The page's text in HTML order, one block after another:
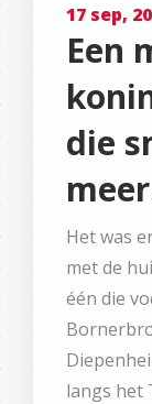
17 sep,
Een
die
Het was
met de
één die
langs het